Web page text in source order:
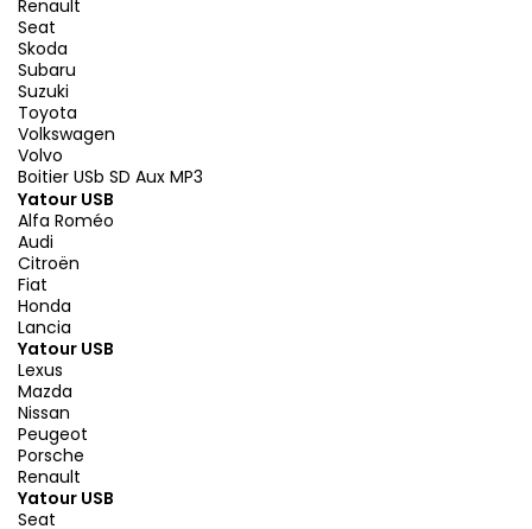
Renault
Seat
Skoda
Subaru
Suzuki
Toyota
Volkswagen
Volvo
Boitier USb SD Aux MP3
Yatour USB
Alfa Roméo
Audi
Citroën
Fiat
Honda
Lancia
Yatour USB
Lexus
Mazda
Nissan
Peugeot
Porsche
Renault
Yatour USB
Seat